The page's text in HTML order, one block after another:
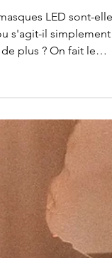
anti-
simple
LED sont-elles
s'agit-il simplement
plus ? On fait le